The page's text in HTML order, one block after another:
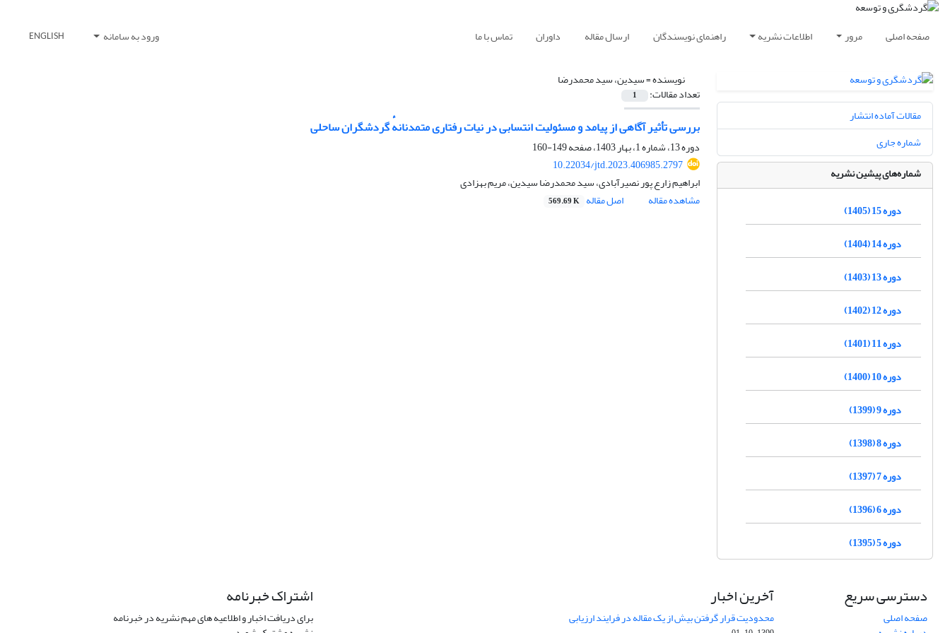
صفحه اصلی مرور اطلاعات نشریه راهنمای نویسندگان ارسال مقاله داوران تماس با ما ورود به سامانه ENGLISH
نویسنده =سیدین، سید محمدرضا
تعداد مقالات: 1
بررسی تأثیر آگاهی از پیامد و مسئولیت انتسابی در نیات رفتاری متمدنانهٔ گردشگران ساحلی
دوره 13، شماره 1، بهار 1403، صفحه
149-160
10.22034/jtd.2023.406985.2797
ابراهیم زارع پور نصیرآبادی، سید محمدرضا سیدین، مریم بهزادی
مشاهده مقاله
اصل مقاله 569.69 K
مقالات آماده انتشار
شماره جاری
شماره‌های پیشین نشریه
دوره 15 (1405)
دوره 14 (1404)
دوره 13 (1403)
دوره 12 (1402)
دوره 11 (1401)
دوره 10 (1400)
دوره 9 (1399)
دوره 8 (1398)
دوره 7 (1397)
دوره 6 (1396)
دوره 5 (1395)
دسترسی سریع
صفحه اصلی
آخرین اخبار
محدودیت قرار گرفتن بیش از یک مقاله در فرایند ارزیابی
اشتراک خبرنامه
برای دریافت اخبار و اطلاعیه های مهم نشریه در خبرنامه